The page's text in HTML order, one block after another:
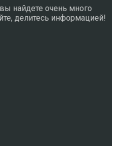
найдете очень много
делитесь информацией!